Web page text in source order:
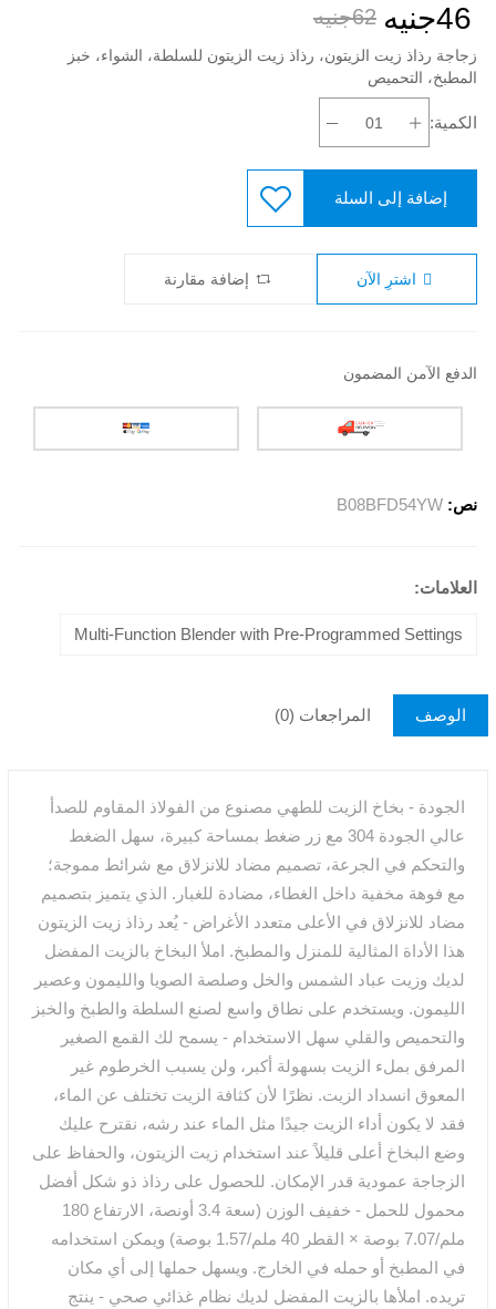
46جنيه
62جنيه
زجاجة رذاذ زيت الزيتون، رذاذ زيت الزيتون للسلطة، الشواء، خبز
المطبخ، التحميص
الكمية:
إضافة إلى السلة
اشترِ الآن إضافة مقارنة
الدفع الآمن المضمون
نص: B08BFD54YW
العلامات:
Multi-Function Blender with Pre-Programmed Settings
الوصف المراجعات (0)
الجودة - بخاخ الزيت للطهي مصنوع من الفولاذ المقاوم للصدأ
عالي الجودة 304 مع زر ضغط بمساحة كبيرة، سهل الضغط
والتحكم في الجرعة، تصميم مضاد للانزلاق مع شرائط مموجة؛
مع فوهة مخفية داخل الغطاء، مضادة للغبار. الذي يتميز بتصميم
مضاد للانزلاق في الأعلى متعدد الأغراض - يُعد رذاذ زيت الزيتون
هذا الأداة المثالية للمنزل والمطبخ. املأ البخاخ بالزيت المفضل
لديك وزيت عباد الشمس والخل وصلصة الصويا والليمون وعصير
الليمون. ويستخدم على نطاق واسع لصنع السلطة والطبخ والخبز
والتحميص والقلي سهل الاستخدام - يسمح لك القمع الصغير
المرفق بملء الزيت بسهولة أكبر، ولن يسبب الخرطوم غير
المعوق انسداد الزيت. نظرًا لأن كثافة الزيت تختلف عن الماء،
فقد لا يكون أداء الزيت جيدًا مثل الماء عند رشه، نقترح عليك
وضع البخاخ أعلى قليلاً عند استخدام زيت الزيتون، والحفاظ على
الزجاجة عمودية قدر الإمكان. للحصول على رذاذ ذو شكل أفضل
محمول للحمل - خفيف الوزن (سعة 3.4 أونصة، الارتفاع 180
ملم/7.07 بوصة × القطر 40 ملم/1.57 بوصة) ويمكن استخدامه
في المطبخ أو حمله في الخارج. ويسهل حملها إلى أي مكان
تريده. املأها بالزيت المفضل لديك نظام غذائي صحي - ينتج